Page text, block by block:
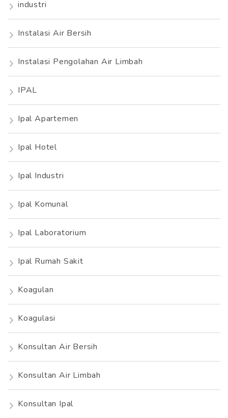
industri
Instalasi Air Bersih
Instalasi Pengolahan Air Limbah
IPAL
Ipal Apartemen
Ipal Hotel
Ipal Industri
Ipal Komunal
Ipal Laboratorium
Ipal Rumah Sakit
Koagulan
Koagulasi
Konsultan Air Bersih
Konsultan Air Limbah
Konsultan Ipal